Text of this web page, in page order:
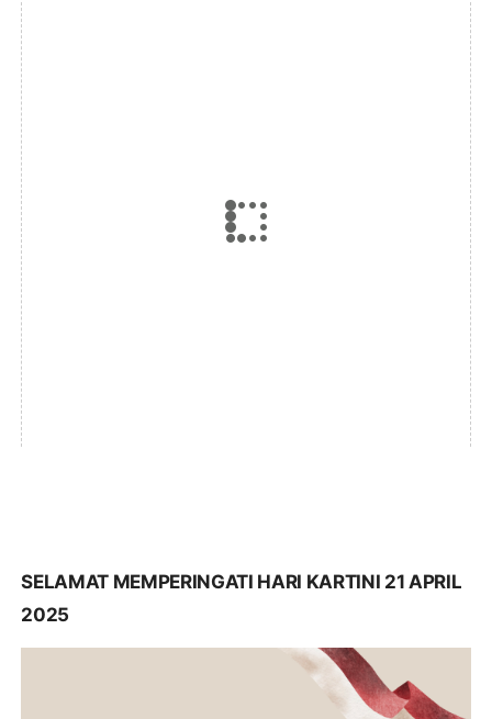
SELAMAT MEMPERINGATI HARI KARTINI 21 APRIL
2025